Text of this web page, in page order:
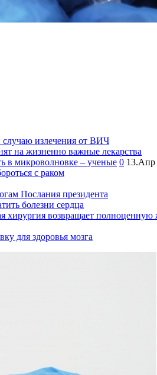
случаю излечения от ВИЧ
на жизненно важные лекарства
в микроволновке – ученые 0 13.Апр
с раком
Послания президента
болезни сердца
хирургия возвращает полноценную
для здоровья мозга